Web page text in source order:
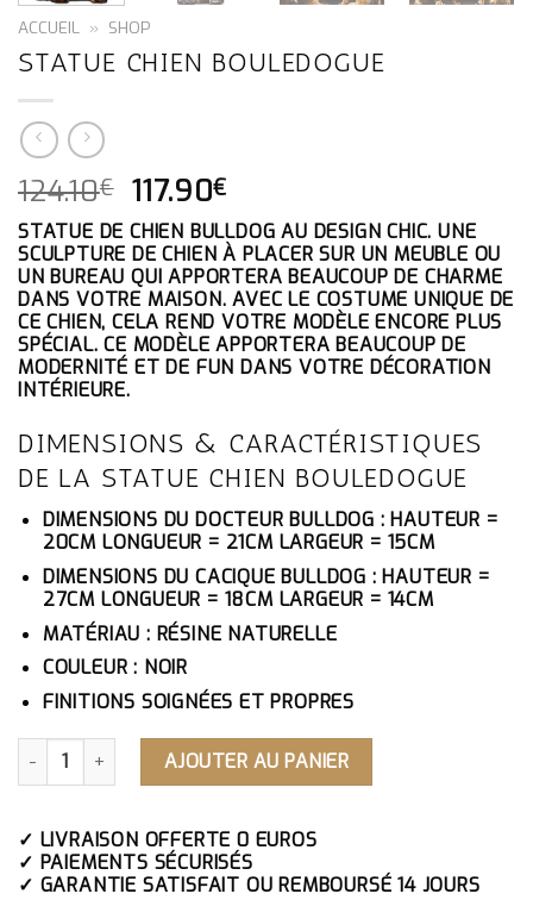
ACCUEIL » SHOP
STATUE CHIEN BOULEDOGUE
124.10€ LE
PRIX
INITIAL
ÉTAIT :
124.10€.
117.90€
PRIX
ACTUEL
EST :
117.90€.
STATUE DE CHIEN BULLDOG AU DESIGN CHIC. UNE
SCULPTURE DE CHIEN À PLACER SUR UN MEUBLE OU
UN BUREAU QUI APPORTERA BEAUCOUP DE CHARME
DANS VOTRE MAISON. AVEC LE COSTUME UNIQUE DE
CE CHIEN, CELA REND VOTRE MODÈLE ENCORE PLUS
SPÉCIAL. CE MODÈLE APPORTERA BEAUCOUP DE
MODERNITÉ ET DE FUN DANS VOTRE DÉCORATION
INTÉRIEURE.
DIMENSIONS & CARACTÉRISTIQUES
DE LA STATUE CHIEN BOULEDOGUE
DIMENSIONS DU DOCTEUR BULLDOG : HAUTEUR =
20CM LONGUEUR = 21CM LARGEUR = 15CM
DIMENSIONS DU CACIQUE BULLDOG : HAUTEUR =
27CM LONGUEUR = 18CM LARGEUR = 14CM
MATÉRIAU : RÉSINE NATURELLE
COULEUR : NOIR
FINITIONS SOIGNÉES ET PROPRES
QUANTITÉ DE STATUE CHIEN BOULEDOGUE
AJOUTER AU PANIER
✓ LIVRAISON OFFERTE 0 EUROS
✓ PAIEMENTS SÉCURISÉS
✓ GARANTIE SATISFAIT OU REMBOURSÉ 14 JOURS